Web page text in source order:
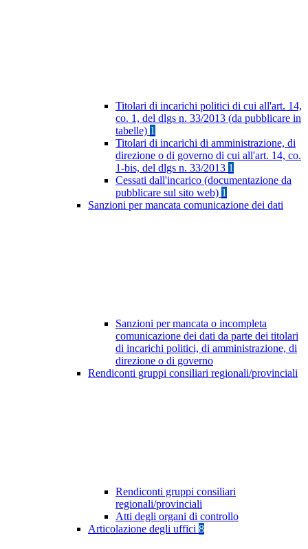
Titolari di incarichi politici di cui all'art. 14,
co. 1, del dlgs n. 33/2013 (da pubblicare in
tabelle) 1
Titolari di incarichi di amministrazione, di
direzione o di governo di cui all'art. 14, co.
1-bis, del dlgs n. 33/2013 1
Cessati dall'incarico (documentazione da
pubblicare sul sito web) 1
Sanzioni per mancata comunicazione dei dati
Sanzioni per mancata o incompleta
comunicazione dei dati da parte dei titolari
di incarichi politici, di amministrazione, di
direzione o di governo
Rendiconti gruppi consiliari regionali/provinciali
Rendiconti gruppi consiliari
regionali/provinciali
Atti degli organi di controllo
Articolazione degli uffici 8